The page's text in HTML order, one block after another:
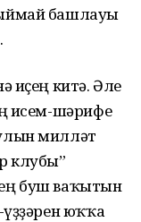
башлауы
иҫең китә. Әле
исем-шәрифе
милләт
клубы”
буш ваҡытын
үҙҙәрен юҡҡа